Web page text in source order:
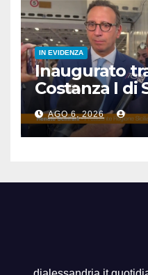
IN EVIDENZA
Inaugurato
Costanza I di
“Mantenuto
AGO 6, 2026